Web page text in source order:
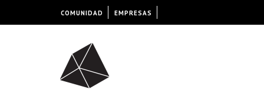
COMUNIDAD EMPRESAS